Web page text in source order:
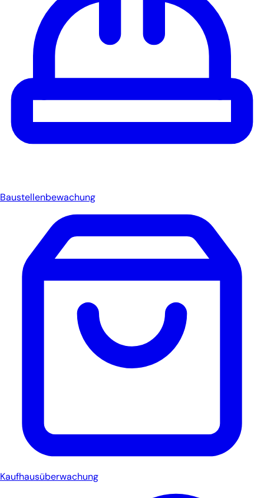
Baustellenbewachung
Kaufhausüberwachung